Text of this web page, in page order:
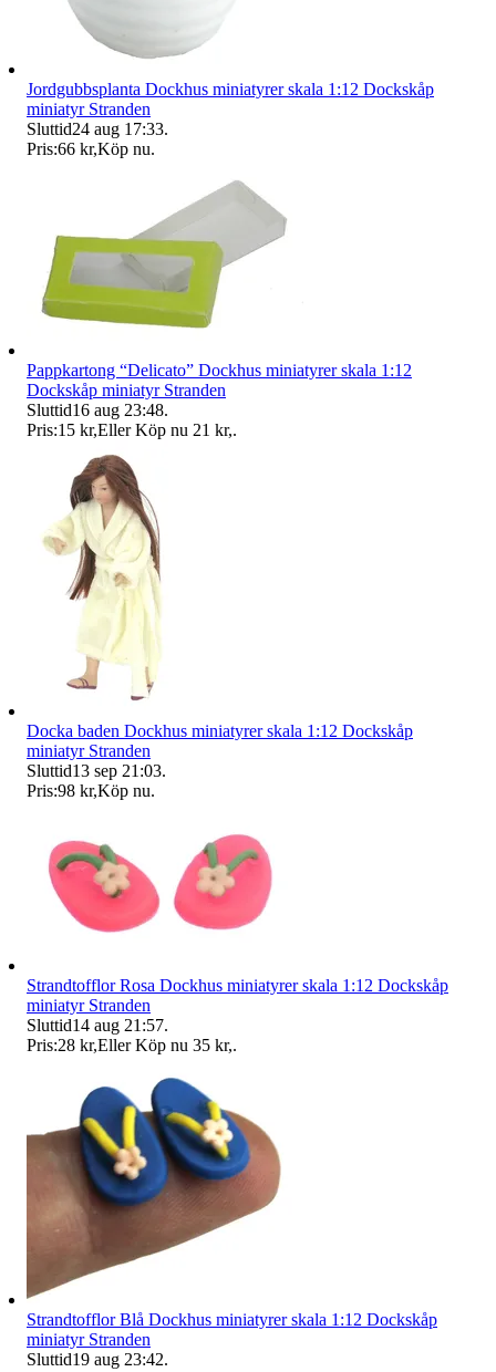
Jordgubbsplanta Dockhus miniatyrer skala 1:12 Dockskåp
miniatyr Stranden
Sluttid24 aug 17:33.
Pris:66 kr,Köp nu.
Pappkartong “Delicato” Dockhus miniatyrer skala 1:12
Dockskåp miniatyr Stranden
Sluttid16 aug 23:48.
Pris:15 kr,Eller Köp nu 21 kr,.
Docka baden Dockhus miniatyrer skala 1:12 Dockskåp
miniatyr Stranden
Sluttid13 sep 21:03.
Pris:98 kr,Köp nu.
Strandtofflor Rosa Dockhus miniatyrer skala 1:12 Dockskåp
miniatyr Stranden
Sluttid14 aug 21:57.
Pris:28 kr,Eller Köp nu 35 kr,.
Strandtofflor Blå Dockhus miniatyrer skala 1:12 Dockskåp
miniatyr Stranden
Sluttid19 aug 23:42.